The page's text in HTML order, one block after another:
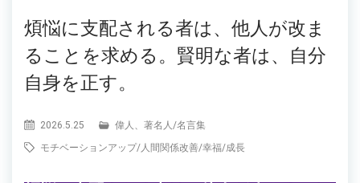
煩悩に支配される者は、他人が改ま
ることを求める。賢明な者は、自分
自身を正す。
2026.5.25 偉人、著名人 /名言集
モチベーションアップ/ 人間関係改善/幸福/成長